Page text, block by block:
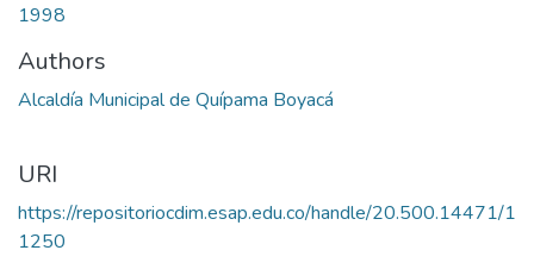
1998
Authors
Alcaldía Municipal de Quípama Boyacá
URI
https://repositoriocdim.esap.edu.co/handle/20.500.14471/1
1250